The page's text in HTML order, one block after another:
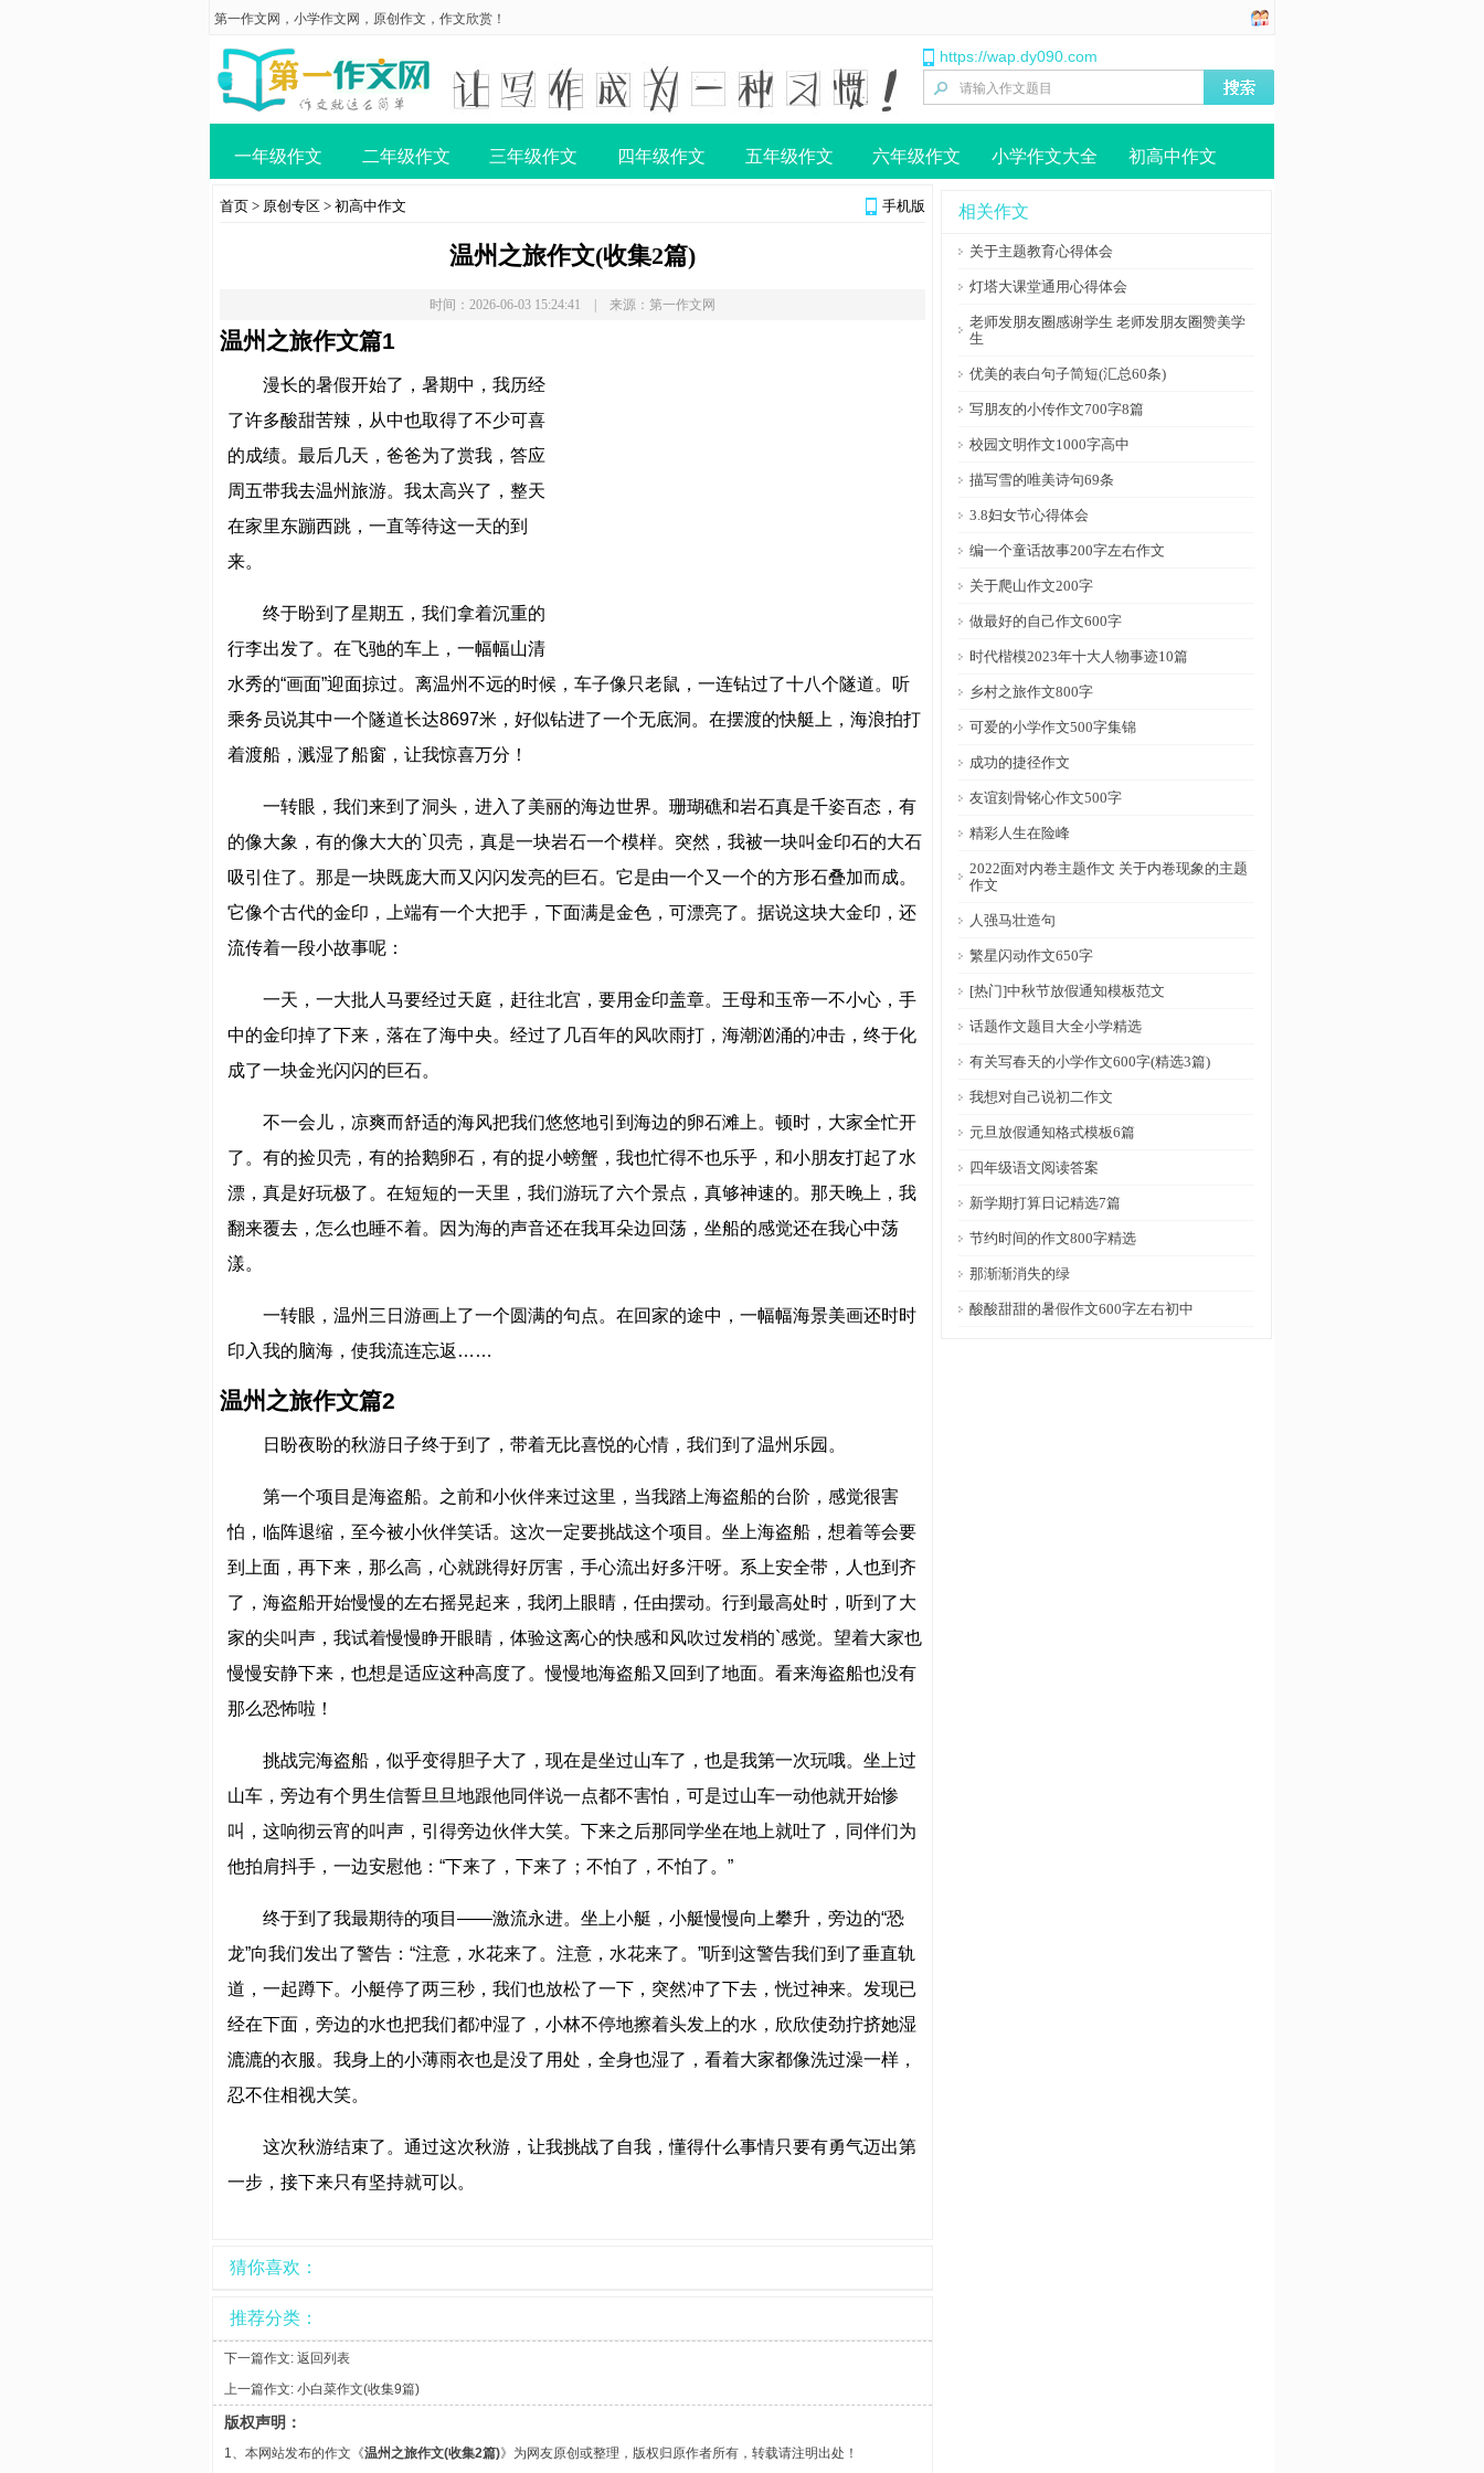
第一作文网 ， 小学作文网 ， 原创作文 ， 作文欣赏 ！
https://wap.dy090.com
一年级作文 二年级作文 三年级作文 四年级作文 五年级作文 六年级作文 小学作文大全 初高中作文
手机版
首页 > 原创专区 > 初高中作文
温州之旅作文(收集2篇)
时间：2026-06-03 15:24:41 | 来源：第一作文网
温州之旅作文篇1
漫长的暑假开始了，暑期中，我历经
了许多酸甜苦辣，从中也取得了不少可喜
的成绩。最后几天，爸爸为了赏我，答应
周五带我去温州旅游。我太高兴了，整天
在家里东蹦西跳，一直等待这一天的到
来。
终于盼到了星期五，我们拿着沉重的
行李出发了。在飞驰的车上，一幅幅山清
水秀的“画面”迎面掠过。离温州不远的时候，车子像只老鼠，一连钻过了十八个隧道。听
乘务员说其中一个隧道长达8697米，好似钻进了一个无底洞。在摆渡的快艇上，海浪拍打
着渡船，溅湿了船窗，让我惊喜万分！
一转眼，我们来到了洞头，进入了美丽的海边世界。珊瑚礁和岩石真是千姿百态，有
的像大象，有的像大大的`贝壳，真是一块岩石一个模样。突然，我被一块叫金印石的大石
吸引住了。那是一块既庞大而又闪闪发亮的巨石。它是由一个又一个的方形石叠加而成。
它像个古代的金印，上端有一个大把手，下面满是金色，可漂亮了。据说这块大金印，还
流传着一段小故事呢：
一天，一大批人马要经过天庭，赶往北宫，要用金印盖章。王母和玉帝一不小心，手
中的金印掉了下来，落在了海中央。经过了几百年的风吹雨打，海潮汹涌的冲击，终于化
成了一块金光闪闪的巨石。
不一会儿，凉爽而舒适的海风把我们悠悠地引到海边的卵石滩上。顿时，大家全忙开
了。有的捡贝壳，有的拾鹅卵石，有的捉小螃蟹，我也忙得不也乐乎，和小朋友打起了水
漂，真是好玩极了。在短短的一天里，我们游玩了六个景点，真够神速的。那天晚上，我
翻来覆去，怎么也睡不着。因为海的声音还在我耳朵边回荡，坐船的感觉还在我心中荡
漾。
一转眼，温州三日游画上了一个圆满的句点。在回家的途中，一幅幅海景美画还时时
印入我的脑海，使我流连忘返……
温州之旅作文篇2
日盼夜盼的秋游日子终于到了，带着无比喜悦的心情，我们到了温州乐园。
第一个项目是海盗船。之前和小伙伴来过这里，当我踏上海盗船的台阶，感觉很害
怕，临阵退缩，至今被小伙伴笑话。这次一定要挑战这个项目。坐上海盗船，想着等会要
到上面，再下来，那么高，心就跳得好厉害，手心流出好多汗呀。系上安全带，人也到齐
了，海盗船开始慢慢的左右摇晃起来，我闭上眼睛，任由摆动。行到最高处时，听到了大
家的尖叫声，我试着慢慢睁开眼睛，体验这离心的快感和风吹过发梢的`感觉。望着大家也
慢慢安静下来，也想是适应这种高度了。慢慢地海盗船又回到了地面。看来海盗船也没有
那么恐怖啦！
挑战完海盗船，似乎变得胆子大了，现在是坐过山车了，也是我第一次玩哦。坐上过
山车，旁边有个男生信誓旦旦地跟他同伴说一点都不害怕，可是过山车一动他就开始惨
叫，这响彻云宵的叫声，引得旁边伙伴大笑。下来之后那同学坐在地上就吐了，同伴们为
他拍肩抖手，一边安慰他：“下来了，下来了；不怕了，不怕了。”
终于到了我最期待的项目——激流永进。坐上小艇，小艇慢慢向上攀升，旁边的“恐
龙”向我们发出了警告：“注意，水花来了。注意，水花来了。”听到这警告我们到了垂直轨
道，一起蹲下。小艇停了两三秒，我们也放松了一下，突然冲了下去，恍过神来。发现已
经在下面，旁边的水也把我们都冲湿了，小林不停地擦着头发上的水，欣欣使劲拧挤她湿
漉漉的衣服。我身上的小薄雨衣也是没了用处，全身也湿了，看着大家都像洗过澡一样，
忍不住相视大笑。
这次秋游结束了。通过这次秋游，让我挑战了自我，懂得什么事情只要有勇气迈出第
一步，接下来只有坚持就可以。
猜你喜欢：
推荐分类：
下一篇作文: 返回列表
上一篇作文: 小白菜作文(收集9篇)
版权声明：
1、本网站发布的作文《温州之旅作文(收集2篇)》为网友原创或整理，版权归原作者所有，转载请注明出处！
相关作文
关于主题教育心得体会
灯塔大课堂通用心得体会
老师发朋友圈感谢学生 老师发朋友圈赞美学
生
优美的表白句子简短(汇总60条)
写朋友的小传作文700字8篇
校园文明作文1000字高中
描写雪的唯美诗句69条
3.8妇女节心得体会
编一个童话故事200字左右作文
关于爬山作文200字
做最好的自己作文600字
时代楷模2023年十大人物事迹10篇
乡村之旅作文800字
可爱的小学作文500字集锦
成功的捷径作文
友谊刻骨铭心作文500字
精彩人生在险峰
2022面对内卷主题作文 关于内卷现象的主题
作文
人强马壮造句
繁星闪动作文650字
[热门]中秋节放假通知模板范文
话题作文题目大全小学精选
有关写春天的小学作文600字(精选3篇)
我想对自己说初二作文
元旦放假通知格式模板6篇
四年级语文阅读答案
新学期打算日记精选7篇
节约时间的作文800字精选
那渐渐消失的绿
酸酸甜甜的暑假作文600字左右初中